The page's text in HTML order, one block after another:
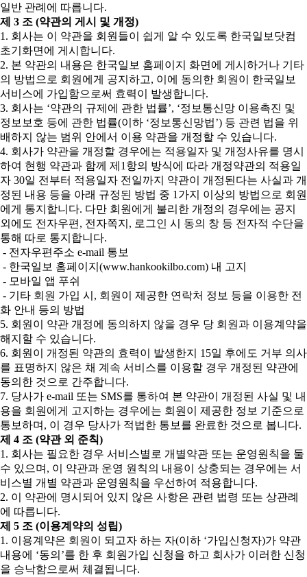
일반 관례에 따릅니다.
제 3 조 (약관의 게시 및 개정)
1. 회사는 이 약관을 회원들이 쉽게 알 수 있도록 한국일보닷컴
초기화면에 게시합니다.
2. 본 약관의 내용은 한국일보 홈페이지 화면에 게시하거나 기타
의 방법으로 회원에게 공지하고, 이에 동의한 회원이 한국일보
서비스에 가입함으로써 효력이 발생합니다.
3. 회사는 ‘약관의 규제에 관한 법률’, ‘정보통신망 이용촉진 및
정보보호 등에 관한 법률(이하 ‘정보통신망법’) 등 관련 법을 위
배하지 않는 범위 안에서 이용 약관을 개정할 수 있습니다.
4. 회사가 약관을 개정할 경우에는 적용일자 및 개정사유를 명시
하여 현행 약관과 함께 제1항의 방식에 따라 개정약관의 적용일
자 30일 전부터 적용일자 전일까지 약관이 개정된다는 사실과 개
정된 내용 등을 아래 규정된 방법 중 1가지 이상의 방법으로 회원
에게 통지합니다. 다만 회원에게 불리한 개정의 경우에는 공지
외에도 전자우편, 전자쪽지, 로그인 시 동의 창 등 전자적 수단을
통해 따로 통지합니다.
- 전자우편주소 e-mail 통보
- 한국일보 홈페이지(www.hankookilbo.com) 내 고지
- 모바일 앱 푸쉬
- 기타 회원 가입 시, 회원이 제공한 연락처 정보 등을 이용한 전
화 안내 등의 방법
5. 회원이 약관 개정에 동의하지 않을 경우 당 회원과 이용계약을
해지할 수 있습니다.
6. 회원이 개정된 약관의 효력이 발생한지 15일 후에도 거부 의사
를 표명하지 않은 채 계속 서비스를 이용할 경우 개정된 약관에
동의한 것으로 간주합니다.
7. 당사가 e-mail 또는 SMS를 통하여 본 약관이 개정된 사실 및 내
용을 회원에게 고지하는 경우에는 회원이 제공한 정보 기준으로
통보하며, 이 경우 당사가 적법한 통보를 완료한 것으로 봅니다.
제 4 조 (약관 외 준칙)
1. 회사는 필요한 경우 서비스별로 개별약관 또는 운영원칙을 둘
수 있으며, 이 약관과 운영 원칙의 내용이 상충되는 경우에는 서
비스별 개별 약관과 운영원칙을 우선하여 적용합니다.
2. 이 약관에 명시되어 있지 않은 사항은 관련 법령 또는 상관례
에 따릅니다.
제 5 조 (이용계약의 성립)
1. 이용계약은 회원이 되고자 하는 자(이하 ‘가입신청자)가 약관
내용에 ‘동의’를 한 후 회원가입 신청을 하고 회사가 이러한 신청
을 승낙함으로써 체결됩니다.